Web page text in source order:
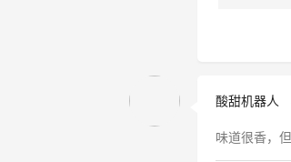
酸甜机器人
味道很香，